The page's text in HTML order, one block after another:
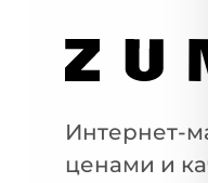
Интернет-
ценами и